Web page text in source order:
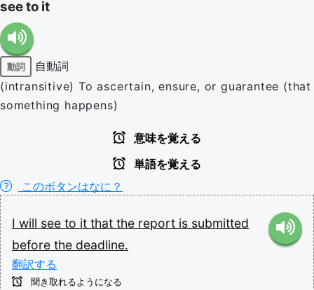
see to it
動詞
自動詞
(intransitive) To ascertain, ensure, or guarantee (that
something happens)
意味を覚える
単語を覚える
このボタンはなに？
I will see to it that the report is submitted
before the deadline.
翻訳する
聞き取れるようになる